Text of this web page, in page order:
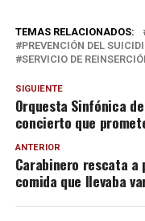
TEMAS RELACIONADOS:
PREVENCIÓN DEL
SERVICIO DE
SIGUIENTE
Orquesta Sinfónica
concierto que
ANTERIOR
Carabinero rescata a
comida que llevaba